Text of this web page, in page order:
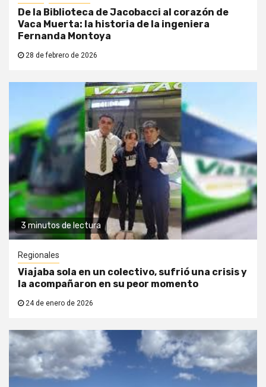
De la Biblioteca de Jacobacci al corazón de
Vaca Muerta: la historia de la ingeniera
Fernanda Montoya
28 de febrero de 2026
3 minutos de lectura
Regionales
Viajaba sola en un colectivo, sufrió una crisis y
la acompañaron en su peor momento
24 de enero de 2026